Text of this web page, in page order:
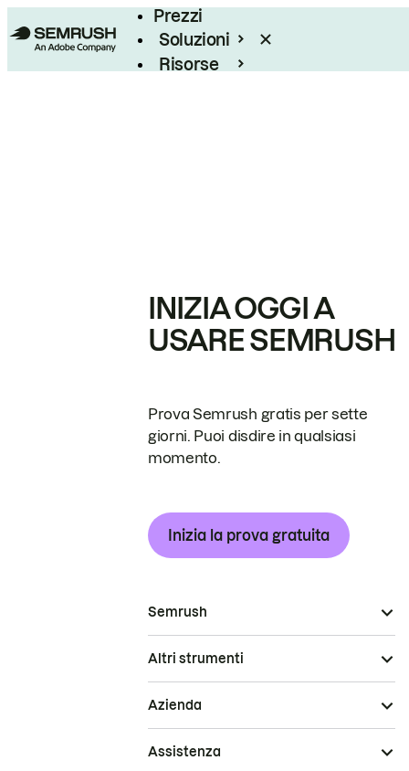
Prezzi
Soluzioni
Risorse
INIZIA OGGI A
USARE SEMRUSH
Prova Semrush gratis per sette
giorni. Puoi disdire in qualsiasi
momento.
Inizia la prova gratuita
Semrush
Altri strumenti
Azienda
Assistenza